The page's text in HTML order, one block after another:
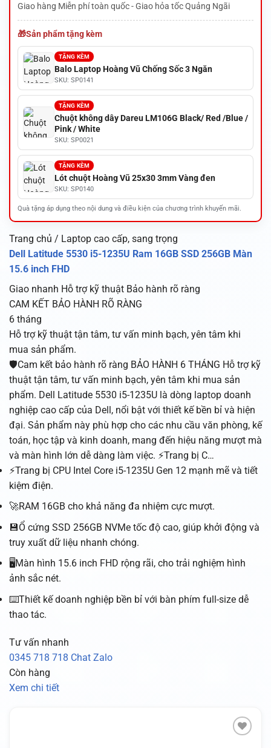
Giao hàng Miễn phí toàn quốc - Giao hỏa tốc Quảng Ngãi
Sản phẩm tặng kèm
TẶNG KÈM
Balo Laptop Hoàng Vũ Chống Sốc 3 Ngăn
SKU: SP0141
TẶNG KÈM
Chuột không dây Dareu LM106G Black/ Red /Blue /
Pink / White
SKU: SP0021
TẶNG KÈM
Lót chuột Hoàng Vũ 25x30 3mm Vàng đen
SKU: SP0140
Quà tặng áp dụng theo nội dung và điều kiện của chương trình khuyến mãi.
Trang chủ / Laptop cao cấp, sang trọng
Dell Latitude 5530 i5-1235U Ram 16GB SSD 256GB Màn
15.6 inch FHD
Giao nhanh Hỗ trợ kỹ thuật Bảo hành rõ ràng
CAM KẾT BẢO HÀNH RÕ RÀNG
6 tháng
Hỗ trợ kỹ thuật tận tâm, tư vấn minh bạch, yên tâm khi
mua sản phẩm.
🛡️Cam kết bảo hành rõ ràng BẢO HÀNH 6 THÁNG Hỗ trợ kỹ
thuật tận tâm, tư vấn minh bạch, yên tâm khi mua sản
phẩm. Dell Latitude 5530 i5-1235U là dòng laptop doanh
nghiệp cao cấp của Dell, nổi bật với thiết kế bền bỉ và hiện
đại. Sản phẩm này phù hợp cho các nhu cầu văn phòng, kế
toán, học tập và kinh doanh, mang đến hiệu năng mượt mà
và màn hình lớn dễ dàng làm việc. ⚡Trang bị C…
⚡Trang bị CPU Intel Core i5-1235U Gen 12 mạnh mẽ và tiết
kiệm điện.
🚀RAM 16GB cho khả năng đa nhiệm cực mượt.
💾Ổ cứng SSD 256GB NVMe tốc độ cao, giúp khởi động và
truy xuất dữ liệu nhanh chóng.
🖥️Màn hình 15.6 inch FHD rộng rãi, cho trải nghiệm hình
ảnh sắc nét.
⌨️Thiết kế doanh nghiệp bền bỉ với bàn phím full-size dễ
thao tác.
Tư vấn nhanh
0345 718 718 Chat Zalo
Còn hàng
Xem chi tiết